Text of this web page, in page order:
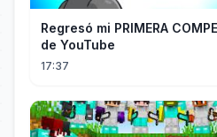
Regresó mi PRIMERA
de YouTube
17:37